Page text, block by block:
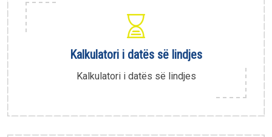
Kalkulatori i datës së lindjes
Kalkulatori i datës së lindjes